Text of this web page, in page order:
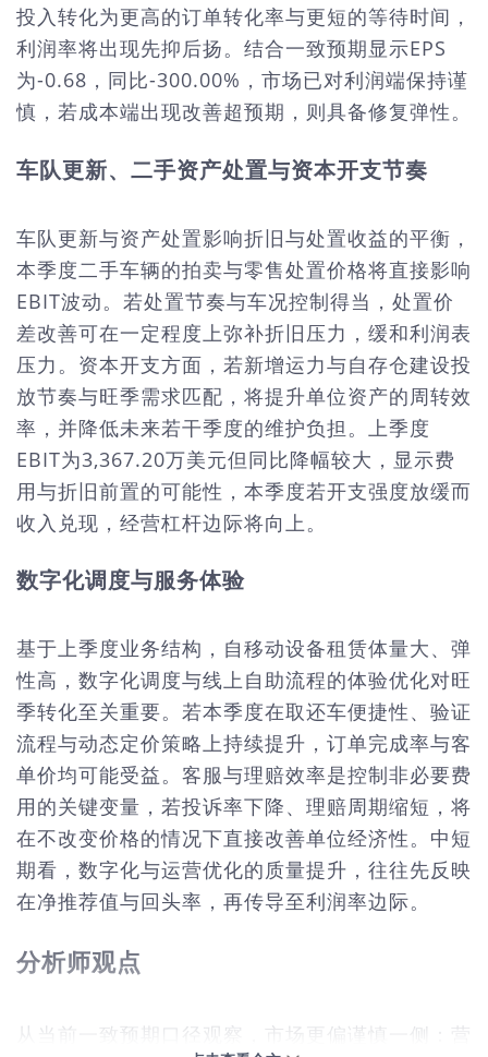
投入转化为更高的订单转化率与更短的等待时间，
利润率将出现先抑后扬。结合一致预期显示EPS
为-0.68，同比-300.00%，市场已对利润端保持谨
慎，若成本端出现改善超预期，则具备修复弹性。
车队更新、二手资产处置与资本开支节奏
车队更新与资产处置影响折旧与处置收益的平衡，
本季度二手车辆的拍卖与零售处置价格将直接影响
EBIT波动。若处置节奏与车况控制得当，处置价
差改善可在一定程度上弥补折旧压力，缓和利润表
压力。资本开支方面，若新增运力与自存仓建设投
放节奏与旺季需求匹配，将提升单位资产的周转效
率，并降低未来若干季度的维护负担。上季度
EBIT为3,367.20万美元但同比降幅较大，显示费
用与折旧前置的可能性，本季度若开支强度放缓而
收入兑现，经营杠杆边际将向上。
数字化调度与服务体验
基于上季度业务结构，自移动设备租赁体量大、弹
性高，数字化调度与线上自助流程的体验优化对旺
季转化至关重要。若本季度在取还车便捷性、验证
流程与动态定价策略上持续提升，订单完成率与客
单价均可能受益。客服与理赔效率是控制非必要费
用的关键变量，若投诉率下降、理赔周期缩短，将
在不改变价格的情况下直接改善单位经济性。中短
期看，数字化与运营优化的质量提升，往往先反映
在净推荐值与回头率，再传导至利润率边际。
分析师观点
从当前一致预期口径观察，市场更偏谨慎一侧：营